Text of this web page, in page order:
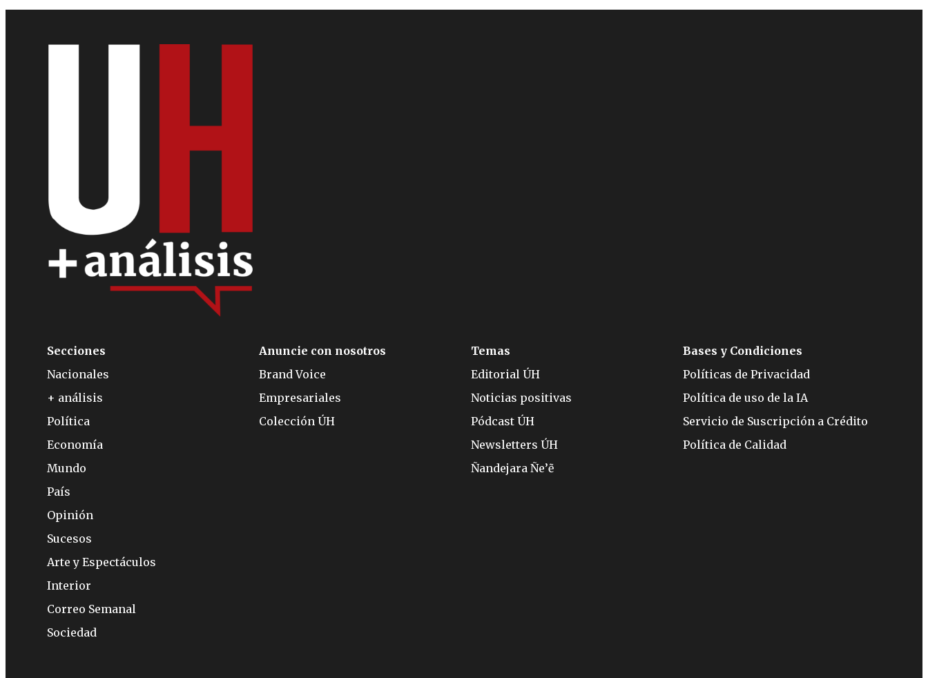
Secciones
Nacionales
+ análisis
Política
Economía
Mundo
País
Opinión
Sucesos
Arte y Espectáculos
Interior
Correo Semanal
Sociedad
Anuncie con nosotros
Brand Voice
Empresariales
Colección ÚH
Temas
Editorial ÚH
Noticias positivas
Pódcast ÚH
Newsletters ÚH
Ñandejara Ñe’ẽ
Bases y Condiciones
Políticas de Privacidad
Política de uso de la IA
Servicio de Suscripción a Crédito
Política de Calidad